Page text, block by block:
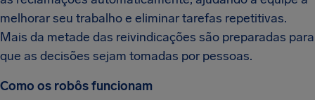
melhorar seu trabalho e eliminar tarefas repetitivas.
Mais da metade das reivindicações são preparadas para
que as decisões sejam tomadas por pessoas.
Como os robôs funcionam